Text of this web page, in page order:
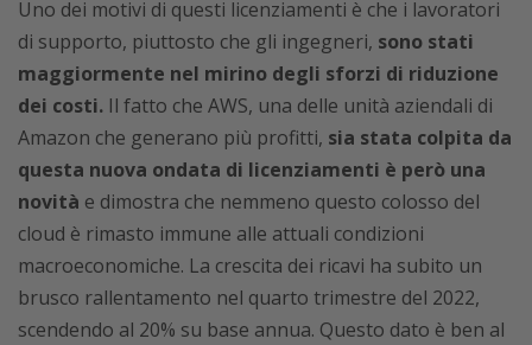
Uno dei motivi di questi licenziamenti è che i lavoratori
di supporto, piuttosto che gli ingegneri, sono stati
maggiormente nel mirino degli sforzi di riduzione
dei costi. Il fatto che AWS, una delle unità aziendali di
Amazon che generano più profitti, sia stata colpita da
questa nuova ondata di licenziamenti è però una
novità e dimostra che nemmeno questo colosso del
cloud è rimasto immune alle attuali condizioni
macroeconomiche. La crescita dei ricavi ha subito un
brusco rallentamento nel quarto trimestre del 2022,
scendendo al 20% su base annua. Questo dato è ben al